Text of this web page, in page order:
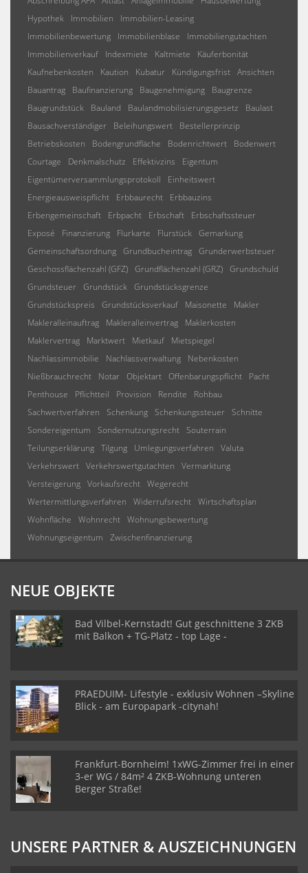
Hypothek
Immobilien
Immobilien-Leasing
Immobilienbewertung
Immobilienblase
Immobiliengutachten
Immobilienverkauf
Indexmiete Kaltmiete
Käuferbonität
Kaufnebenkosten
Kaution Kubatur Kündigungsfrist Ansichten
Bauantrag
Baufinanzierung Baugenehmigung
Baugrenze
Baugrundstück
Bauland Baulandmobilisierungsgesetz
Baulast
Bausachverständiger
Beleihungswert
Bestellerprinzip
Betriebskosten
Bodengrundfläche Bodenrichtwert
Bodenwert
Courtage
Denkmalschutz Effektivzins
Eigentum
Eigentümerversammlungsprotokoll
Einheitswert
Energieausweispflicht
Erbbaurecht
Erbbauzins
Erbengemeinschaft
Erbpacht Erbschaft
Erbschaftssteuer
Exposé
Finanzierung Flurkarte Flurstück Gemarkung
Gemeinschaftsordnung Grundbucheintrag Grunderwerbsteuer
Geschossflächenzahl (GFZ) Grundflächenzahl (GRZ) Grundschuld
Grundsteuer Grundstück Grundstücksgrenze
Grundstückspreis
Grundstücksverkauf Maisonette
Makler
Makleralleinauftrag
Makleralleinvertrag
Maklerkosten
Maklervertrag
Marktwert Mietkauf
Mietspiegel
Nachlassimmobilie
Nachlassverwaltung
Nebenkosten
Nießbrauchrecht
Notar Objektart Offenbarungspflicht
Pacht
Penthouse
Pflichtteil Provision Rendite
Rohbau
Sachwertverfahren
Schenkung Schenkungssteuer
Schnitte
Sondereigentum
Sondernutzungsrecht
Souterrain
Teilungserklärung Tilgung Umlegungsverfahren
Valuta
Verkehrswert Verkehrswertgutachten
Vermarktung
Versteigerung Vorkaufsrecht Wegerecht
Wertermittlungsverfahren
Widerrufsrecht Wirtschaftsplan
Wohnfläche
Wohnrecht Wohnungsbewertung
Wohnungseigentum
Zwischenfinanzierung
NEUE OBJEKTE
Bad Vilbel-Kernstadt! Gut geschnittene 3 ZKB
mit Balkon + TG-Platz - top Lage -
PRAEDUIM- Lifestyle - exklusiv Wohnen –Skyline
Blick - am Europapark -citynah!
Frankfurt-Bornheim! 1xWG-Zimmer frei in einer
3-er WG / 84m² 4 ZKB-Wohnung unteren
Berger Straße!
UNSERE PARTNER & AUSZEICHNUNGEN